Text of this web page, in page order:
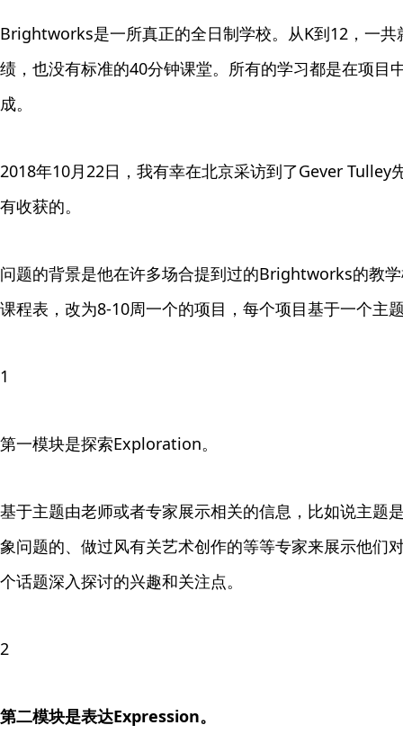
Brightworks是一所真正的全日制学校。从K到12，一
绩，也没有标准的40分钟课堂。所有的学习都是在项目
成。
2018年10月22日，我有幸在北京采访到了Gever Tulley
有收获的。
问题的背景是他在许多场合提到过的Brightworks的教
课程表，改为8-10周一个的项目，每个项目基于一个主
1
第一模块是探索Exploration。
基于主题由老师或者专家展示相关的信息，比如说主题
象问题的、做过风有关艺术创作的等等专家来展示他们
个话题深入探讨的兴趣和关注点。
2
第二模块是表达Expression。